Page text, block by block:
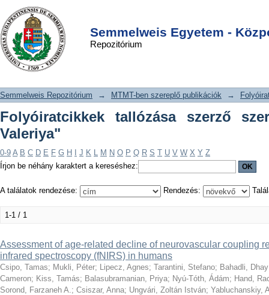
Semmelweis Egyetem -
Repozitórium
Folyóiratcikkek tallózása szerző
szerint "Yabluchanska, Valeriya"
DSpace/Manakin Repository
Semmelweis Repozitórium → MTMT-ben szereplő publikációk →
Folyóiratcikkek tallózása szerző
Valeriya"
0-9 A B C D E F G H J K L M N O P Q R S T U V W X Y Z
Írjon be néhány karaktert a kereséshez:
A találatok rendezése: Rendezés:
1-1 / 1
Assessment of age-related decline of neurovascular coupling
infrared spectroscopy (fNIRS) in humans
Csipo, Tamas; Mukli, Péter; Lipecz, Agnes; Tarantini, Stefano; Bahadli, Dhay
Cameron; Kiss, Tamás; Balasubramanian, Priya; Nyú-Tóth, Ádám; Hand,
Sorond, Farzaneh A.; Csiszar, Anna; Ungvári, Zoltán István; Yabluchanskiy,